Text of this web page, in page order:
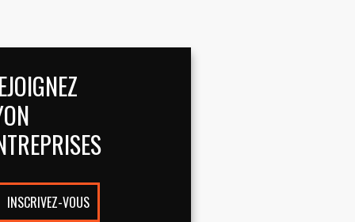
INSCRIVEZ-VOUS